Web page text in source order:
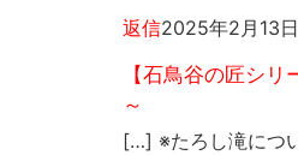
返信2025年2月13
【石鳥谷の匠シ
～
[…] ※たろし滝につ